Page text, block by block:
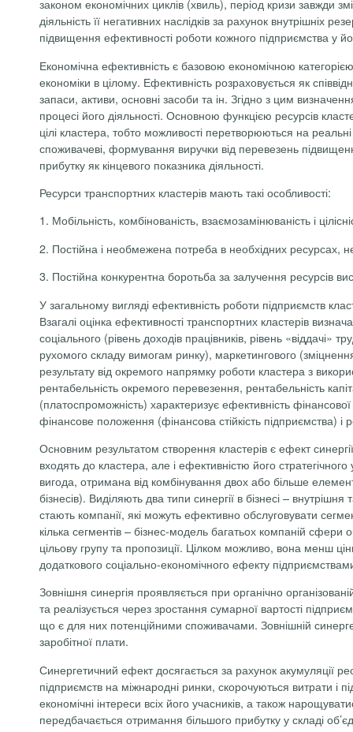
законом економічних циклів (хвиль), період кризи завжди
діяльність її негативних наслідків за рахунок внутрішніх
підвищення ефективності роботи кожного підприємства у
Економічна ефективність є базовою економічною
економіки в цілому. Ефективність розраховується як
запаси, активи, основні засоби та ін. Згідно з цим
процесі його діяльності. Основною функцією ресурсів
цілі кластера, тобто можливості перетворюються на
споживачеві, формування виручки від перевезень
прибутку як кінцевого показника діяльності.
Ресурси транспортних кластерів мають такі особливості:
1. Мобільність, комбінованість, взаємозамінюваність і
2. Постійна і необмежена потреба в необхідних ресурсах,
3. Постійна конкурентна боротьба за залучення ресурсів
У загальному вигляді ефективність роботи підприємств
Взагалі оцінка ефективності транспортних кластерів
соціального (рівень доходів працівників, рівень «віддачі»
рухомого складу вимогам ринку), маркетингового
результату від окремого напрямку роботи кластера з
рентабельність окремого перевезення, рентабельність
(платоспроможність) характеризує ефективність
фінансове положення (фінансова стійкість підприємства) і
Основним результатом створення кластерів є ефект
входять до кластера, але і ефективністю його
вигода, отримана від комбінування двох або більше
бізнесів). Виділяють два типи синергії в бізнесі –
стають компанії, які можуть ефективно обслуговувати
кілька сегментів – бізнес-модель багатьох компаній
цільову групу та пропозиції. Цілком можливо, вона менш
додаткового соціально-економічного ефекту
Зовнішня синергія проявляється при органічно
та реалізується через зростання сумарної вартості
що є для них потенційними споживачами. Зовнішній
заробітної плати.
Синергетичний ефект досягається за рахунок акумуляції
підприємств на міжнародні ринки, скорочуються витрати і
економічні інтереси всіх його учасників, а також
передбачається отримання більшого прибутку у складі